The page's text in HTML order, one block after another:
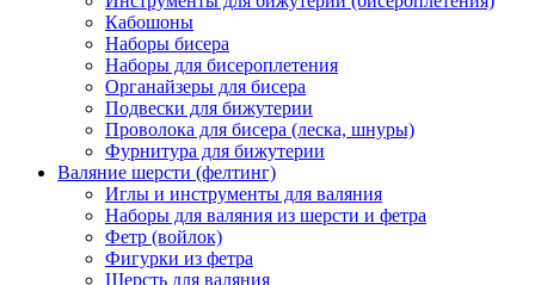
Кабошоны
Наборы бисера
Наборы для бисероплетения
Органайзеры для бисера
Подвески для бижутерии
Проволока для бисера (леска, шнуры)
Фурнитура для бижутерии
Валяние шерсти (фелтинг)
Иглы и инструменты для валяния
Наборы для валяния из шерсти и фетра
Фетр (войлок)
Фигурки из фетра
Шерсть для валяния